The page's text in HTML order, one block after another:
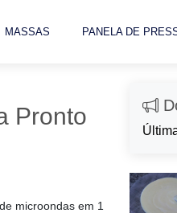
MASSAS PANELA DE
Pronto
microondas em 1